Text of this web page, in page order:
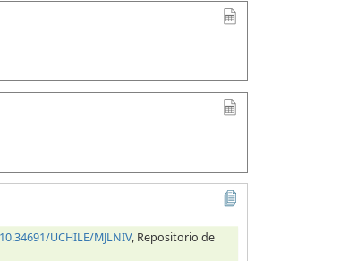
UCHILE/MJLNIV, Repositorio de